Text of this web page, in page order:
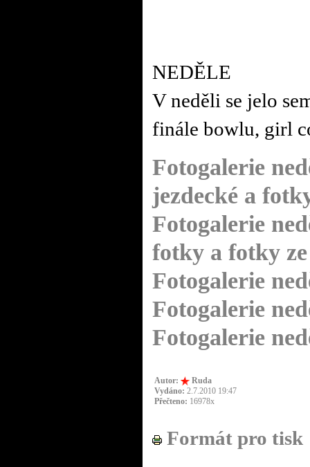
NEDĚLE
V neděli se jelo
finále bowlu, girl
Fotogalerie
jezdecké a
Fotogalerie
fotky a fotky ze
Fotogalerie
Fotogalerie
Fotogalerie
Autor:
Ruda
Vydáno: 2.7.2010 19:47
Přečteno: 16978x
Formát pro tisk